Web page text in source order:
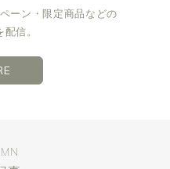
ーン・限定商品などの
信。